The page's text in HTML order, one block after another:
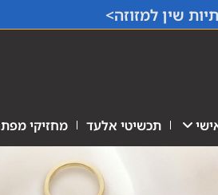
שין למזוזה>
תכשיטי אלעד מחזיקי